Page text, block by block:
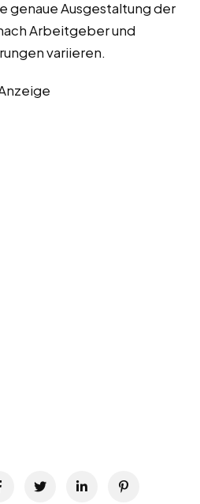
genaue Ausgestaltung der
Arbeitgeber und
variieren.